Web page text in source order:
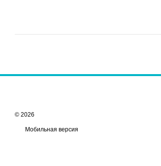
© 2026
Мобильная версия